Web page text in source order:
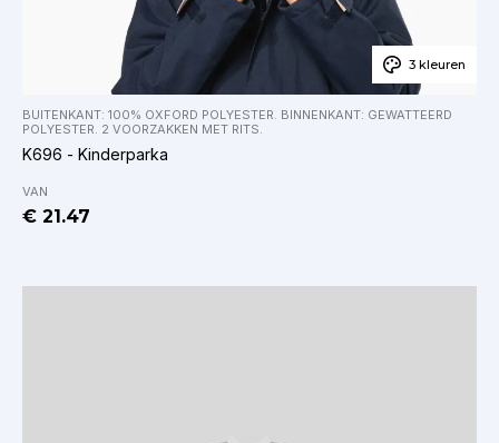
3 kleuren
BUITENKANT: 100% OXFORD POLYESTER. BINNENKANT: GEWATTEERD
POLYESTER. 2 VOORZAKKEN MET RITS.
K696 - Kinderparka
VAN
€ 21.47